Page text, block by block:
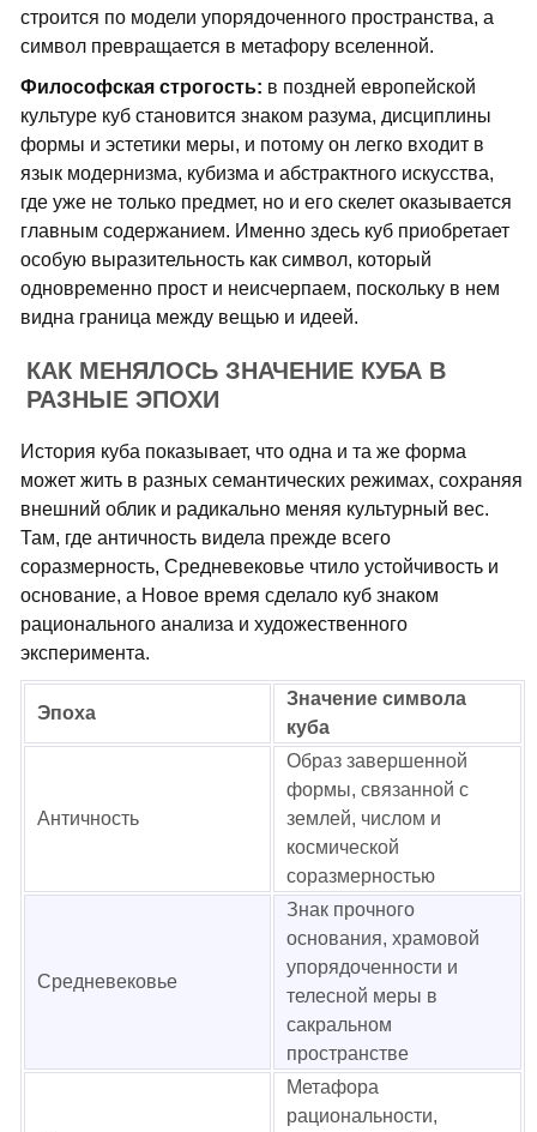
строится по модели упорядоченного пространства, а
символ превращается в метафору вселенной.
Философская строгость: в поздней европейской
культуре куб становится знаком разума, дисциплины
формы и эстетики меры, и потому он легко входит в
язык модернизма, кубизма и абстрактного искусства,
где уже не только предмет, но и его скелет оказывается
главным содержанием. Именно здесь куб приобретает
особую выразительность как символ, который
одновременно прост и неисчерпаем, поскольку в нем
видна граница между вещью и идеей.
КАК МЕНЯЛОСЬ ЗНАЧЕНИЕ КУБА В
РАЗНЫЕ ЭПОХИ
История куба показывает, что одна и та же форма
может жить в разных семантических режимах, сохраняя
внешний облик и радикально меняя культурный вес.
Там, где античность видела прежде всего
соразмерность, Средневековье чтило устойчивость и
основание, а Новое время сделало куб знаком
рационального анализа и художественного
эксперимента.
Эпоха
Значение символа
куба
Античность
Образ завершенной
формы, связанной с
землей, числом и
космической
соразмерностью
Средневековье
Знак прочного
основания, храмовой
упорядоченности и
телесной меры в
сакральном
пространстве
Метафора
рациональности,